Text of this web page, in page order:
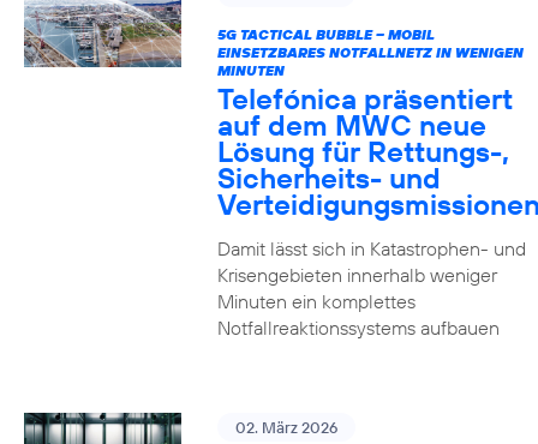
5G TACTICAL BUBBLE – MOBIL
EINSETZBARES NOTFALLNETZ IN WENIGEN
MINUTEN
Telefónica präsentiert
auf dem MWC neue
Lösung für Rettungs-,
Sicherheits- und
Damit lässt sich in Katastrophen- und
Krisengebieten innerhalb weniger
Minuten ein komplettes
Notfallreaktionssystems aufbauen
02. März 2026